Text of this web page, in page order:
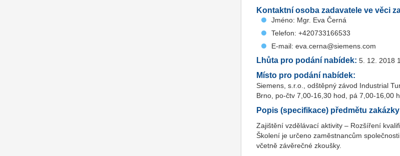
Kontaktní osoba zadavatele ve věci
Jméno: Mgr. Eva Černá
Telefon: +420733166533
E-mail: eva.cerna@siemens.com
Lhůta pro podání nabídek: 5. 12. 2018
Místo pro podání nabídek:
Siemens, s.r.o., odštěpný závod Industrial
Brno, po-čtv 7,00-16,30 hod, pá 7,00-16,00
Popis (specifikace) předmětu
Zajištění vzdělávací aktivity – Rozšíření
Školení je určeno zaměstnancům
včetně závěrečné zkoušky.